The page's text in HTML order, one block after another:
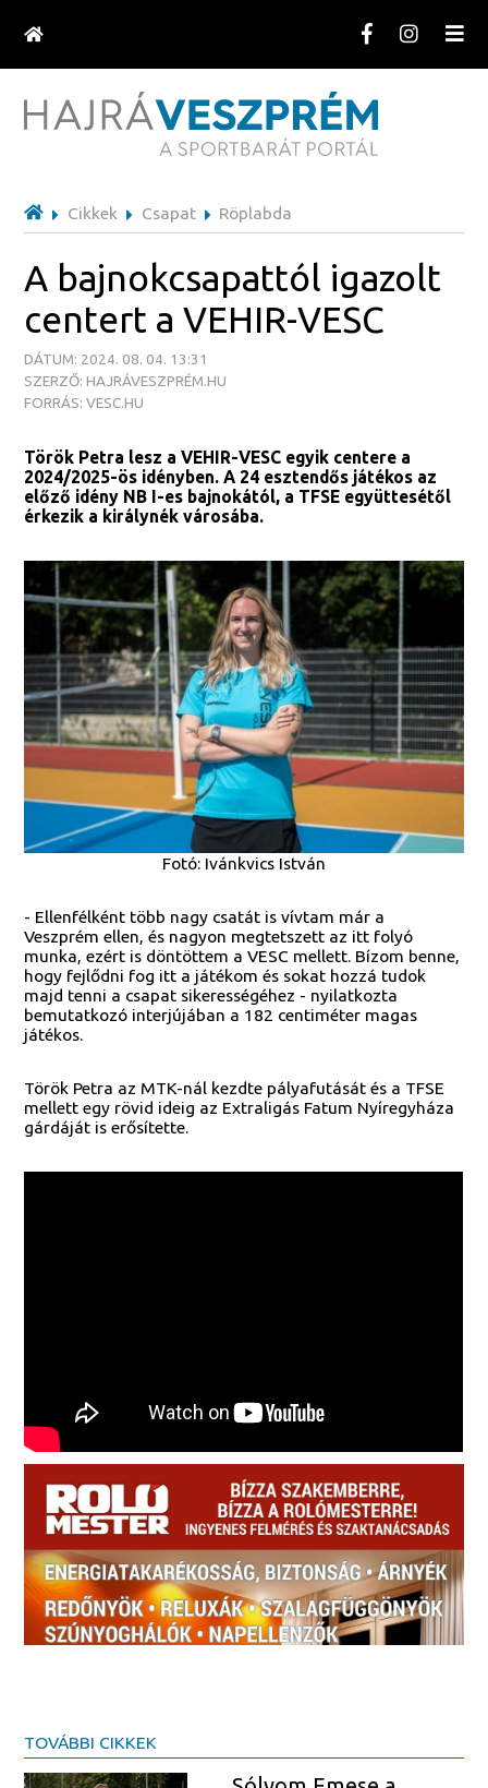
Cikkek Csapat Röplabda
A bajnokcsapattól igazolt
centert a VEHIR-VESC
DÁTUM: 2024. 08. 04. 13:31
SZERZŐ: HAJRÁVESZPRÉM.HU
FORRÁS: VESC.HU
Török Petra lesz a VEHIR-VESC egyik centere a
2024/2025-ös idényben. A 24 esztendős játékos az
előző idény NB I-es bajnokától, a TFSE együttesétől
érkezik a királynék városába.
Fotó: Ivánkvics István
- Ellenfélként több nagy csatát is vívtam már a
Veszprém ellen, és nagyon megtetszett az itt folyó
munka, ezért is döntöttem a VESC mellett. Bízom benne,
hogy fejlődni fog itt a játékom és sokat hozzá tudok
majd tenni a csapat sikerességéhez - nyilatkozta
bemutatkozó interjújában a 182 centiméter magas
játékos.
Török Petra az MTK-nál kezdte pályafutását és a TFSE
mellett egy rövid ideig az Extraligás Fatum Nyíregyháza
gárdáját is erősítette.
TOVÁBBI CIKKEK